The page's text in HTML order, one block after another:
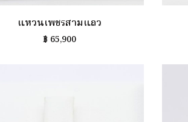
แหวนเพชรสามแถว
฿ 65,900